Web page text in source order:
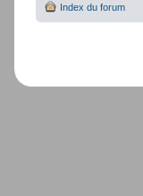
Index du forum